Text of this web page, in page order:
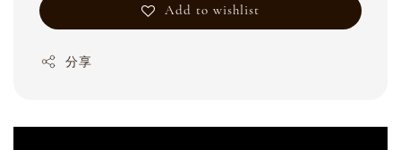
Add to wishlist
分享